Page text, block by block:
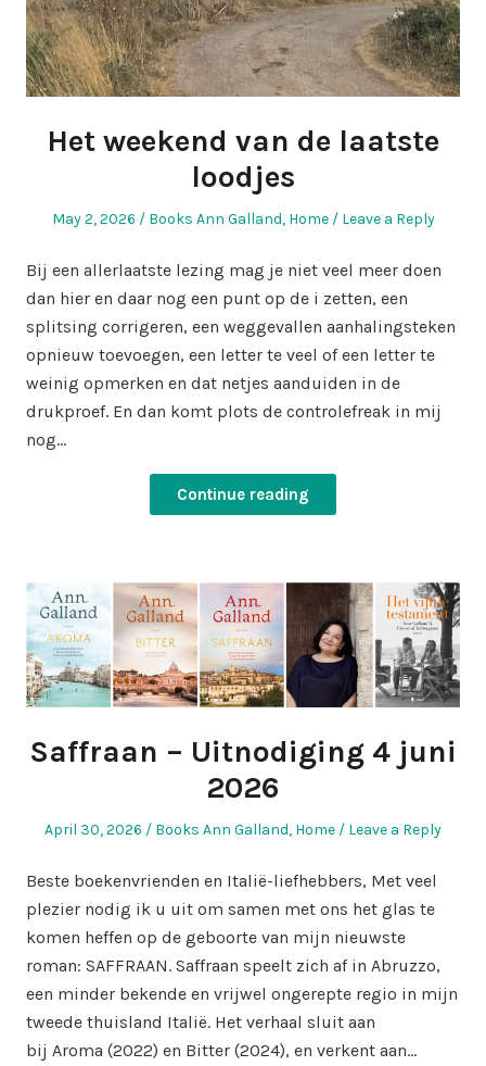
Het weekend van de laatste
loodjes
Posted
May 2, 2026
Posted
Books Ann Galland, Home Leave a Reply
Bij een allerlaatste lezing mag je niet veel meer doen
dan hier en daar nog een punt op de i zetten, een
splitsing corrigeren, een weggevallen aanhalingsteken
opnieuw toevoegen, een letter te veel of een letter te
weinig opmerken en dat netjes aanduiden in de
drukproef. En dan komt plots de controlefreak in mij
nog…
Continue reading
Saffraan – Uitnodiging 4 juni
2026
Posted
April 30, 2026
Posted
Books Ann Galland, Home Leave a Reply
Beste boekenvrienden en Italië-liefhebbers, Met veel
plezier nodig ik u uit om samen met ons het glas te
komen heffen op de geboorte van mijn nieuwste
roman: SAFFRAAN. Saffraan speelt zich af in Abruzzo,
een minder bekende en vrijwel ongerepte regio in mijn
tweede thuisland Italië. Het verhaal sluit aan
bij Aroma (2022) en Bitter (2024), en verkent aan…